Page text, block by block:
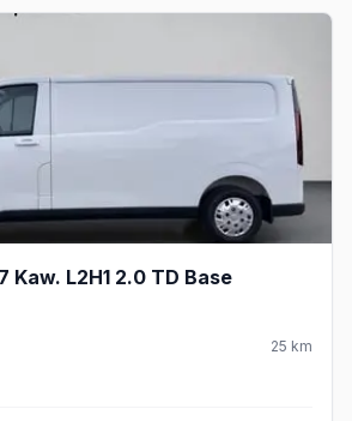
Kaw. L2H1 2.0 TD Base
25 km